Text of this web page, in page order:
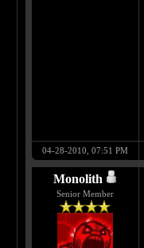
04-28-2010, 07:51 PM
Monolith
Senior Member